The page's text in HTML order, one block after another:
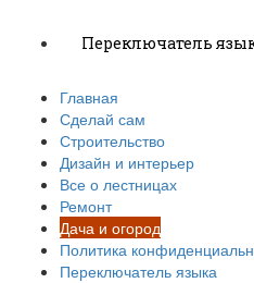
Переключатель
Главная
Сделай сам
Строительство
Дизайн и интерьер
Все о лестницах
Ремонт
Дача и огород
Политика
Переключатель языка